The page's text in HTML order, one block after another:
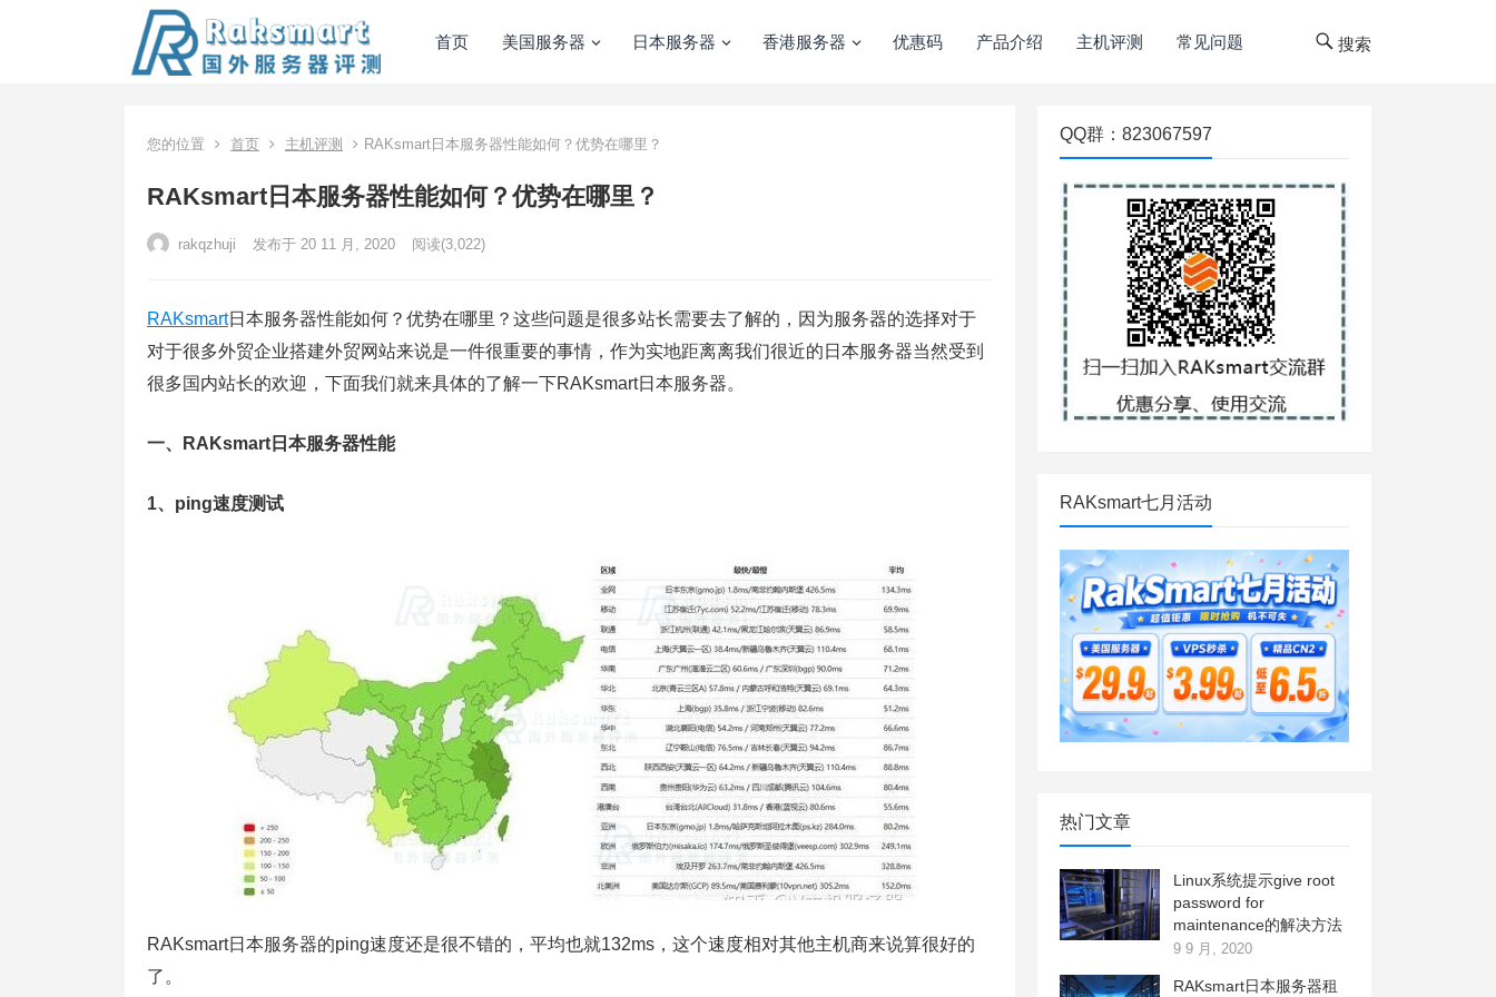
首页 美国服务器 日本服务器 香港服务器 优惠码 产品介绍 主机评测 常见问题 搜索
您的位置 首页 主机评测 RAKsmart日本服务器性能如何？优势在哪里？
RAKsmart日本服务器性能如何？优势在哪里？
rakqzhuji 发布于 20 11 月, 2020 阅读(3,022)
RAKsmart日本服务器性能如何？优势在哪里？这些问题是很多站长需要去了解的，因为服务器的选择对于
对于很多外贸企业搭建外贸网站来说是一件很重要的事情，作为实地距离离我们很近的日本服务器当然受到
很多国内站长的欢迎，下面我们就来具体的了解一下RAKsmart日本服务器。
一、RAKsmart日本服务器性能
1、ping速度测试
RAKsmart日本服务器的ping速度还是很不错的，平均也就132ms，这个速度相对其他主机商来说算很好的
了。
QQ群：823067597
RAKsmart七月活动
热门文章
Linux系统提示give root
password for
maintenance的解决方法
9 9 月, 2020
RAKsmart日本服务器租